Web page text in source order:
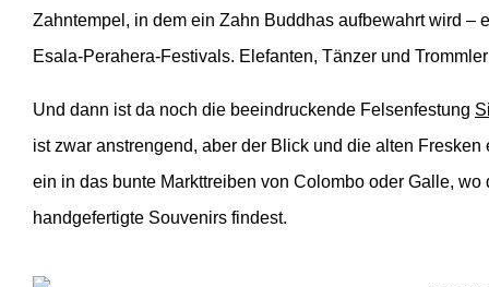
Zahntempel, in dem ein Zahn Buddhas aufbewahrt wird
Esala-Perahera-Festivals. Elefanten, Tänzer und
Und dann ist da noch die beeindruckende Felsenfestung
ist zwar anstrengend, aber der Blick und die alten
ein in das bunte Markttreiben von Colombo oder Galle,
handgefertigte Souvenirs findest.